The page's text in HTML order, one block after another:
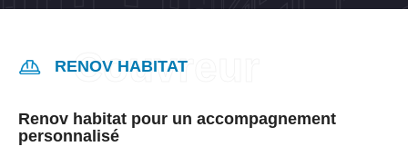
RENOV HABITAT
Renov habitat pour un accompagnement
personnalisé